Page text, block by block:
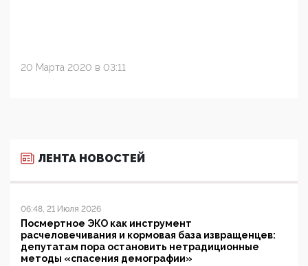
20 Марта 2020 в 03:11
ЛЕНТА НОВОСТЕЙ
06:48, 21 Июля 2026
Посмертное ЭКО как инструмент
расчеловечивания и кормовая база извращенцев:
депутатам пора остановить нетрадиционные
методы «спасения демографии»